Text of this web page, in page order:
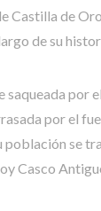
Castilla de
de su
saqueada por
por el
se
Casco